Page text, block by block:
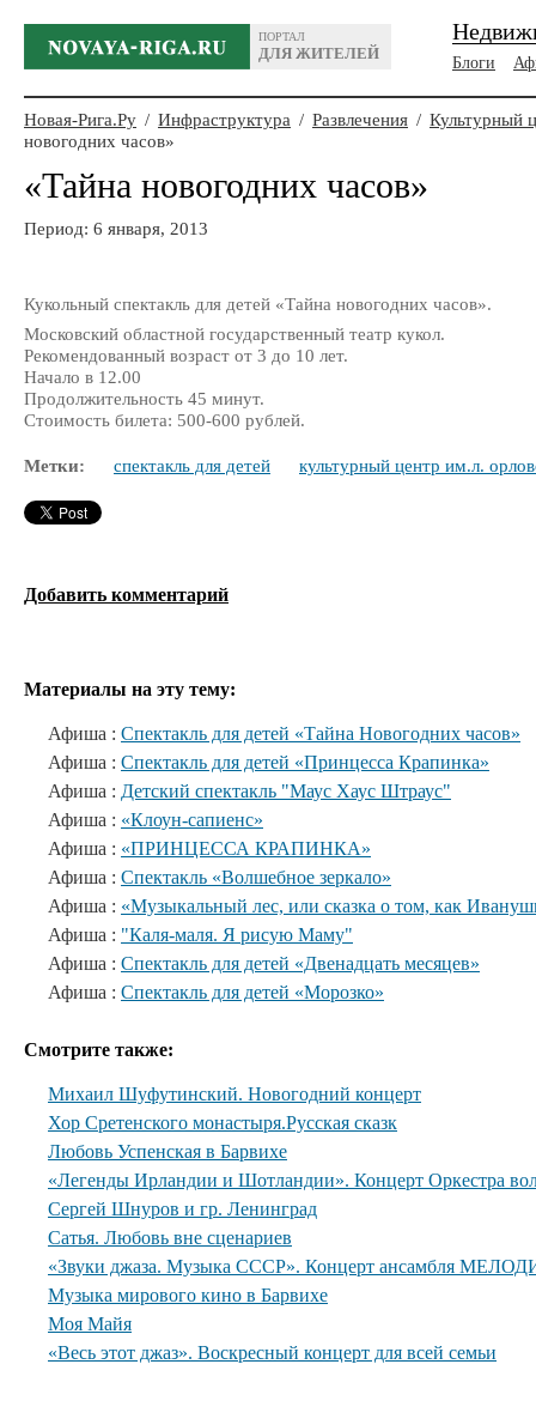
ПОРТАЛ
ДЛЯ ЖИТЕЛЕЙ
Блоги
Новая-Рига.Ру / Инфраструктура / Развлечения / Культурный
новогодних часов»
«Тайна новогодних часов»
Период: 6 января, 2013
Кукольный спектакль для детей «Тайна новогодних часов».
Московский областной государственный театр кукол.
Рекомендованный возраст от 3 до 10 лет.
Начало в 12.00
Продолжительность 45 минут.
Стоимость билета: 500-600 рублей.
Метки: спектакль для детей культурный центр им.л.
Добавить комментарий
Материалы на эту тему:
Афиша : Спектакль для детей «Тайна Новогодних часов»
Афиша : Спектакль для детей «Принцесса Крапинка»
Афиша : Детский спектакль "Маус Хаус Штраус"
Афиша : «Клоун-сапиенс»
Афиша : «ПРИНЦЕССА КРАПИНКА»
Афиша : Спектакль «Волшебное зеркало»
Афиша : «Музыкальный лес, или сказка о том, как
Афиша : "Каля-маля. Я рисую Маму"
Афиша : Спектакль для детей «Двенадцать месяцев»
Афиша : Спектакль для детей «Морозко»
Смотрите также:
Михаил Шуфутинский. Новогодний концерт
Хор Сретенского монастыря.Русская сказк
Любовь Успенская в Барвихе
«Легенды Ирландии и Шотландии». Концерт Оркестра
Сергей Шнуров и гр. Ленинград
Сатья. Любовь вне сценариев
«Звуки джаза. Музыка СССР». Концерт ансамбля
Музыка мирового кино в Барвихе
Моя Майя
«Весь этот джаз». Воскресный концерт для всей семьи